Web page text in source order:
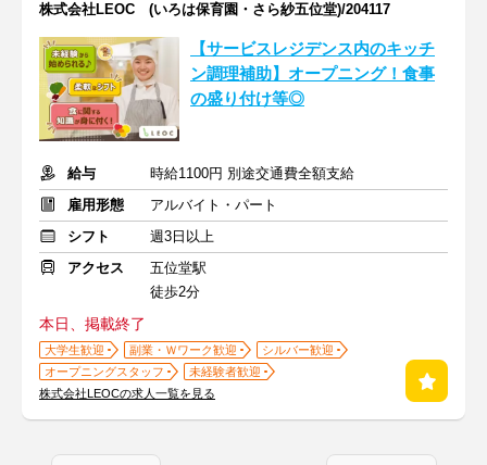
株式会社LEOC (いろは保育園・さら紗五位堂)/204117
【サービスレジデンス内のキッチ
ン調理補助】オープニング！食事
の盛り付け等◎
給与
時給1100円 別途交通費全額支給
雇用形態
アルバイト・パート
シフト
週3日以上
アクセス
五位堂駅
徒歩2分
本日、掲載終了
大学生歓迎 副業・Ｗワーク歓迎
シルバー歓迎
オープニングスタッフ
未経験者歓迎
株式会社LEOCの求人一覧を見る